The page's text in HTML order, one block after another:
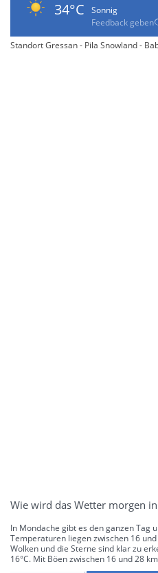
34°C
Sonnig
Feedback geben
Standort Gressan - Pila Snowland -
Wie wird das Wetter morgen
In Mondache gibt es den ganzen Tag
Temperaturen liegen zwischen 16
Wolken und die Sterne sind klar zu
16°C. Mit Böen zwischen 16 und 28